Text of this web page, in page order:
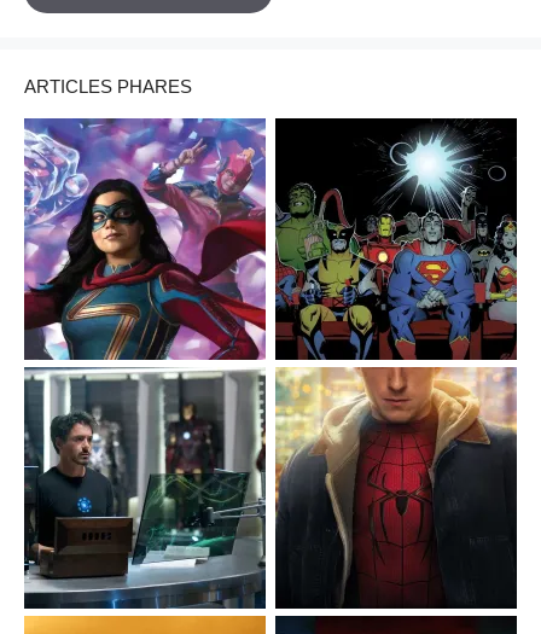
ARTICLES PHARES